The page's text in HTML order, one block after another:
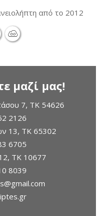
από το 2012
μαζί μας!
7, TK 54626
2126
13, ΤΚ 65302
6705
ΤΚ 10677
8039